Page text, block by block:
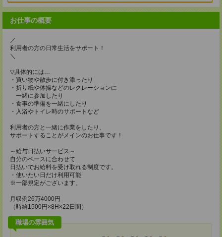
お仕事の概要
／
利用者の方の日常生活をサポート！
＼
▽具体的には…
・買い物や散歩に付き添ったり
・折り紙や体操などのレクレーションに
一緒に参加したり
・食事の準備を一緒にしたり
・入浴やトイレ時のサポートなど
利用者の方と一緒に作業をしたり、
サポートすることがメインのお仕事です！
～給与日払いサービス～
自分のペースに合わせて
日払いでお給料を受け取れる制度です。
・使いたい日だけ利用可能
※一部規定がございます。
月収例26万4000円
（時給1500円×8H×22日間）
職場の雰囲気